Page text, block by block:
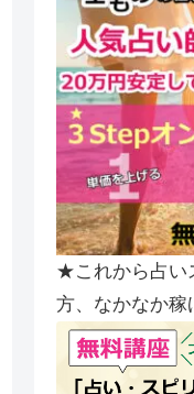
★これから占い
方、なかなか稼